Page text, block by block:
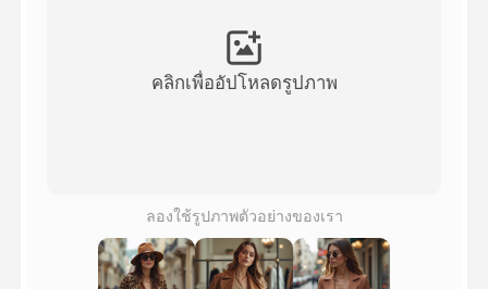
ดูเทมเพลตทั้งหมด
คลิกเพื่ออัปโหลดรูปภาพ
ลองใช้รูปภาพตัวอย่างของเรา